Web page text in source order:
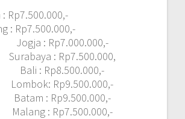
Rp7.500.000,-
: Rp7.500.000,-
Jogja : Rp7.000.000,-
Surabaya : Rp7.500.000,
Bali : Rp8.500.000,-
Lombok: Rp9.500.000,-
Batam : Rp9.500.000,-
Malang : Rp7.500.000,-